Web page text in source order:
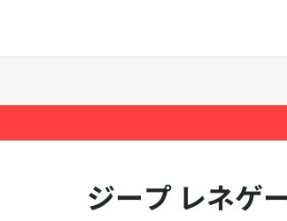
ジープ レネゲ